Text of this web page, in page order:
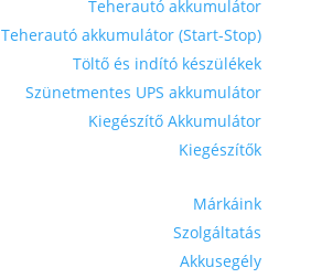
Teherautó akkumulátor
Teherautó akkumulátor (Start-Stop)
Töltő és indító készülékek
Szünetmentes UPS akkumulátor
Kiegészítő Akkumulátor
Kiegészítők
Márkáink
Szolgáltatás
Akkusegély